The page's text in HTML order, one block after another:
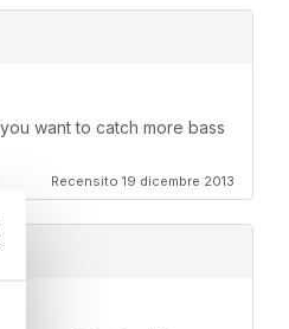
want to catch more bass
Recensito 19 dicembre 2013